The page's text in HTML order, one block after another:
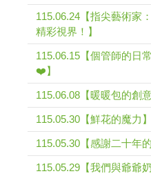
115.06.24【指尖藝術家
精彩視界！】
115.06.15【個管師的日
❤️】
115.06.08【暖暖包的創
115.05.30【鮮花的魔力】
115.05.30【感謝二十年
115.05.29【我們與爺爺